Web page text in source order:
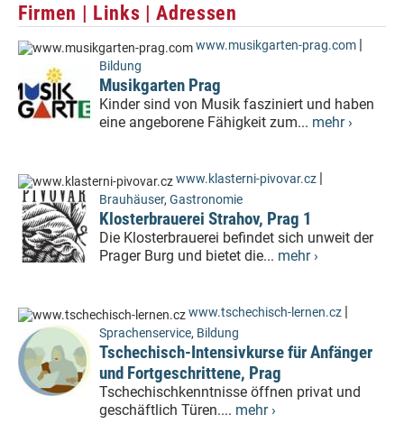
Firmen | Links | Adressen
www.musikgarten-prag.com |
Bildung
Musikgarten Prag
Kinder sind von Musik fasziniert und haben
eine angeborene Fähigkeit zum... mehr ›
www.klasterni-pivovar.cz |
Brauhäuser, Gastronomie
Klosterbrauerei Strahov, Prag 1
Die Klosterbrauerei befindet sich unweit der
Prager Burg und bietet die... mehr ›
www.tschechisch-lernen.cz |
Sprachenservice, Bildung
Tschechisch-Intensivkurse für Anfänger
und Fortgeschrittene, Prag
Tschechischkenntnisse öffnen privat und
geschäftlich Türen.... mehr ›